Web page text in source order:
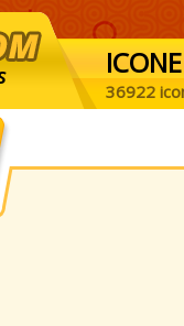
ICONE
36922